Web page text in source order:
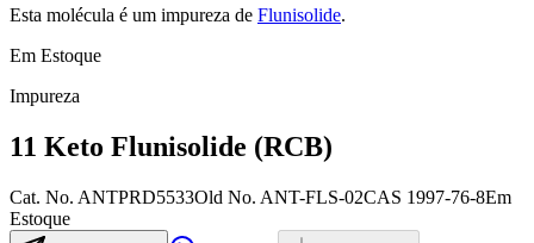
Esta molécula é um impureza de Flunisolide.
Em Estoque
Impureza
11 Keto Flunisolide (RCB)
Cat. No. ANTPRD5533Old No. ANT-FLS-02CAS 1997-76-8Em
Estoque